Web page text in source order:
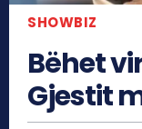
SHOWBIZ
Bëhet
Gjestit